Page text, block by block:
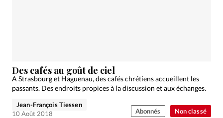
Non classé
Des cafés au goût de ciel
A Strasbourg et Haguenau, des cafés chrétiens accueillent les
passants. Des endroits propices à la discussion et aux échanges.
Jean-François Tiessen
10 Août 2018
Abonnés